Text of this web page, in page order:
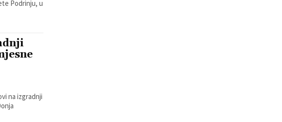
na izgradnji